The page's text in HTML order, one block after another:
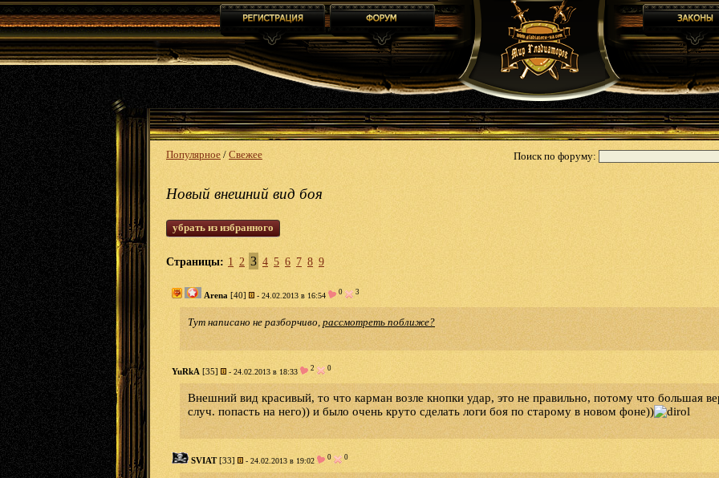
Популярное / Свежее Поиск по форуму:
Новый внешний вид боя
убрать из избранного
Страницы: 1 2 3 4 5 6 7 8 9
Arena [40] - 24.02.2013 в 16:54 0 3
Тут написано не разборчиво, рассмотреть поближе?
YuRkA [35] - 24.02.2013 в 18:33 2 0
Внешний вид красивый, то что карман возле кнопки удар, это не правильно, потому что большая
случ. попасть на него)) и было очень круто сделать логи боя по старому в новом фоне))
SVIAT[33] - 24.02.2013 в 19:02 0 0